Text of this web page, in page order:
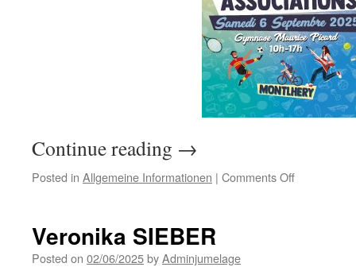
Continue reading →
Posted in Allgemeine Informationen | Comments Offon
Veronika SIEBER
Posted on 02/06/2025byAdminjumelage